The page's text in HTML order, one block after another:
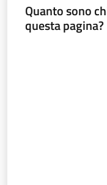
Quanto sono
questa pagina?